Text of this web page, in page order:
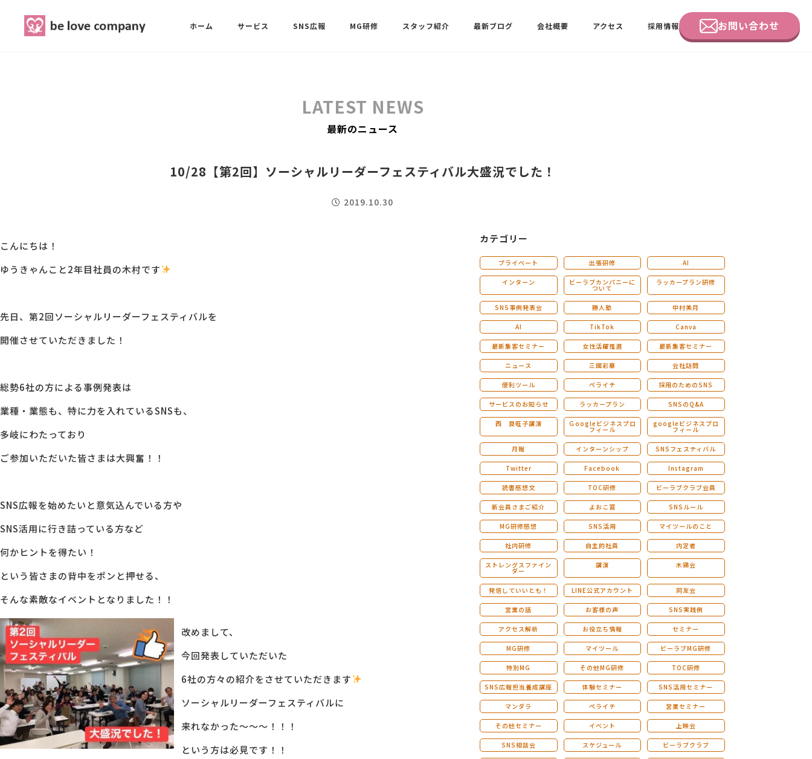
ホーム サービス
ストレングスファインダー研修
SNS広報 MG研修 スタッフ紹介 最新ブログ 会社概要 アクセス 採用情報 お問い合わせ
アクセス
採用情報
LATEST NEWS
最新のニュース
10/28【第2回】ソーシャルリーダーフェスティバル大盛況でした！
2019.10.30
こんにちは！
ゆうきゃんこと2年目社員の木村です
先日、第2回ソーシャルリーダーフェスティバルを
開催させていただきました！
総勢6社の方による事例発表は
業種・業態も、特に力を入れているSNSも、
多岐にわたっており
ご参加いただいた皆さまは大興奮！！
SNS広報を始めたいと意気込んでいる方や
SNS活用に行き詰っている方など
何かヒントを得たい！
という皆さまの背中をポンと押せる、
そんな素敵なイベントとなりました！！
改めまして、
今回発表していただいた
6社の方々の紹介をさせていただきます
ソーシャルリーダーフェスティバルに
来れなかった～～～！！！
という方は必見です！！
カテゴリー
プライベート 出張研修 AI
インターン ビーラブカンパニーに
ついて
ラッカープラン研修
SNS事例発表会 勝人塾 中村美月
AI TikTok Canva
最新集客セミナー 女性活躍推進 最新集客セミナー
ニュース 三國彩華 会社訪問
便利ツール ペライチ 採用のためのSNS
サービスのお知らせ ラッカープラン SNSのQ&A
西 良旺子講演 Ｇoogleビジネスプロ
フィール
googleビジネスプロ
フィール
月報 インターンシップ SNSフェスティバル
Twitter Facebook Instagram
読書感想文 TOC研修 ビーラブクラブ会員
新会員さまご紹介 よおこ賞 SNSルール
MG研修感想 SNS活用 マイツールのこと
社内研修 自主的社員 内定者
ストレングスファイン
ダー
講演 木鶏会
発信していいとも！ LINE公式アカウント 同友会
営業の話 お客様の声 SNS実践例
アクセス解析 お役立ち情報 セミナー
MG研修 マイツール ビーラブMG研修
特別MG その他MG研修 TOC研修
SNS広報担当養成講座 体験セミナー SNS活用セミナー
マンダラ ペライチ 営業セミナー
その他セミナー イベント 上映会
SNS相談会 スケジュール ビーラブクラブ